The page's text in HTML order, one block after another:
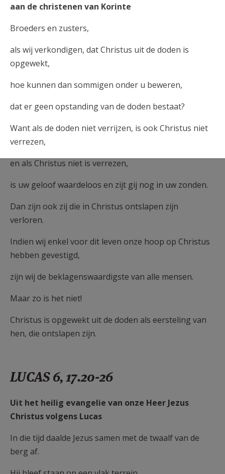
aan de christenen van Korinte
Broeders en zusters,
als wij verkondigen, dat Christus uit de doden is
opgewekt,
hoe kunnen dan sommigen onder u beweren,
dat er geen opstanding van de doden bestaat?
Want als de doden niet verrijzen, is ook Christus niet
verrezen,
en als Christus niet is verrezen,
is uw geloof waardeloos en zijt gij nog in uw zonden.
Dan zijn ook zij die in Christus ontslapen zijn
verloren.
Indien wij enkel voor dit leven onze hoop op Christus
hebben gevestigd,
zijn wij de beklagenswaardigste van alle mensen.
Maar zo is het niet!
Christus is opgewekt uit de doden als eersteling van
hen, die ontslapen zijn.
LUCAS 6, 17.20-26
Uit het heilig evangelie van onze Heer Jezus
Christus volgens Lucas
In die tijd daalde Jezus samen met de twaalf van de
berg af.